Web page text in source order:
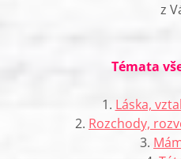
z
Témata
1. Láska,
2. Rozchody,
3.